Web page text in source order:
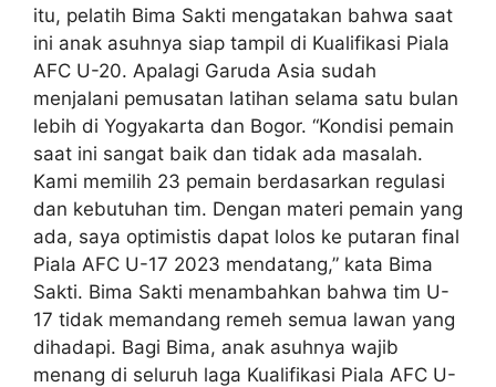
itu, pelatih Bima Sakti mengatakan bahwa saat
ini anak asuhnya siap tampil di Kualifikasi Piala
AFC U-20. Apalagi Garuda Asia sudah
menjalani pemusatan latihan selama satu bulan
lebih di Yogyakarta dan Bogor. “Kondisi pemain
saat ini sangat baik dan tidak ada masalah.
Kami memilih 23 pemain berdasarkan regulasi
dan kebutuhan tim. Dengan materi pemain yang
ada, saya optimistis dapat lolos ke putaran final
Piala AFC U-17 2023 mendatang,” kata Bima
Sakti. Bima Sakti menambahkan bahwa tim U-
17 tidak memandang remeh semua lawan yang
dihadapi. Bagi Bima, anak asuhnya wajib
menang di seluruh laga Kualifikasi Piala AFC U-